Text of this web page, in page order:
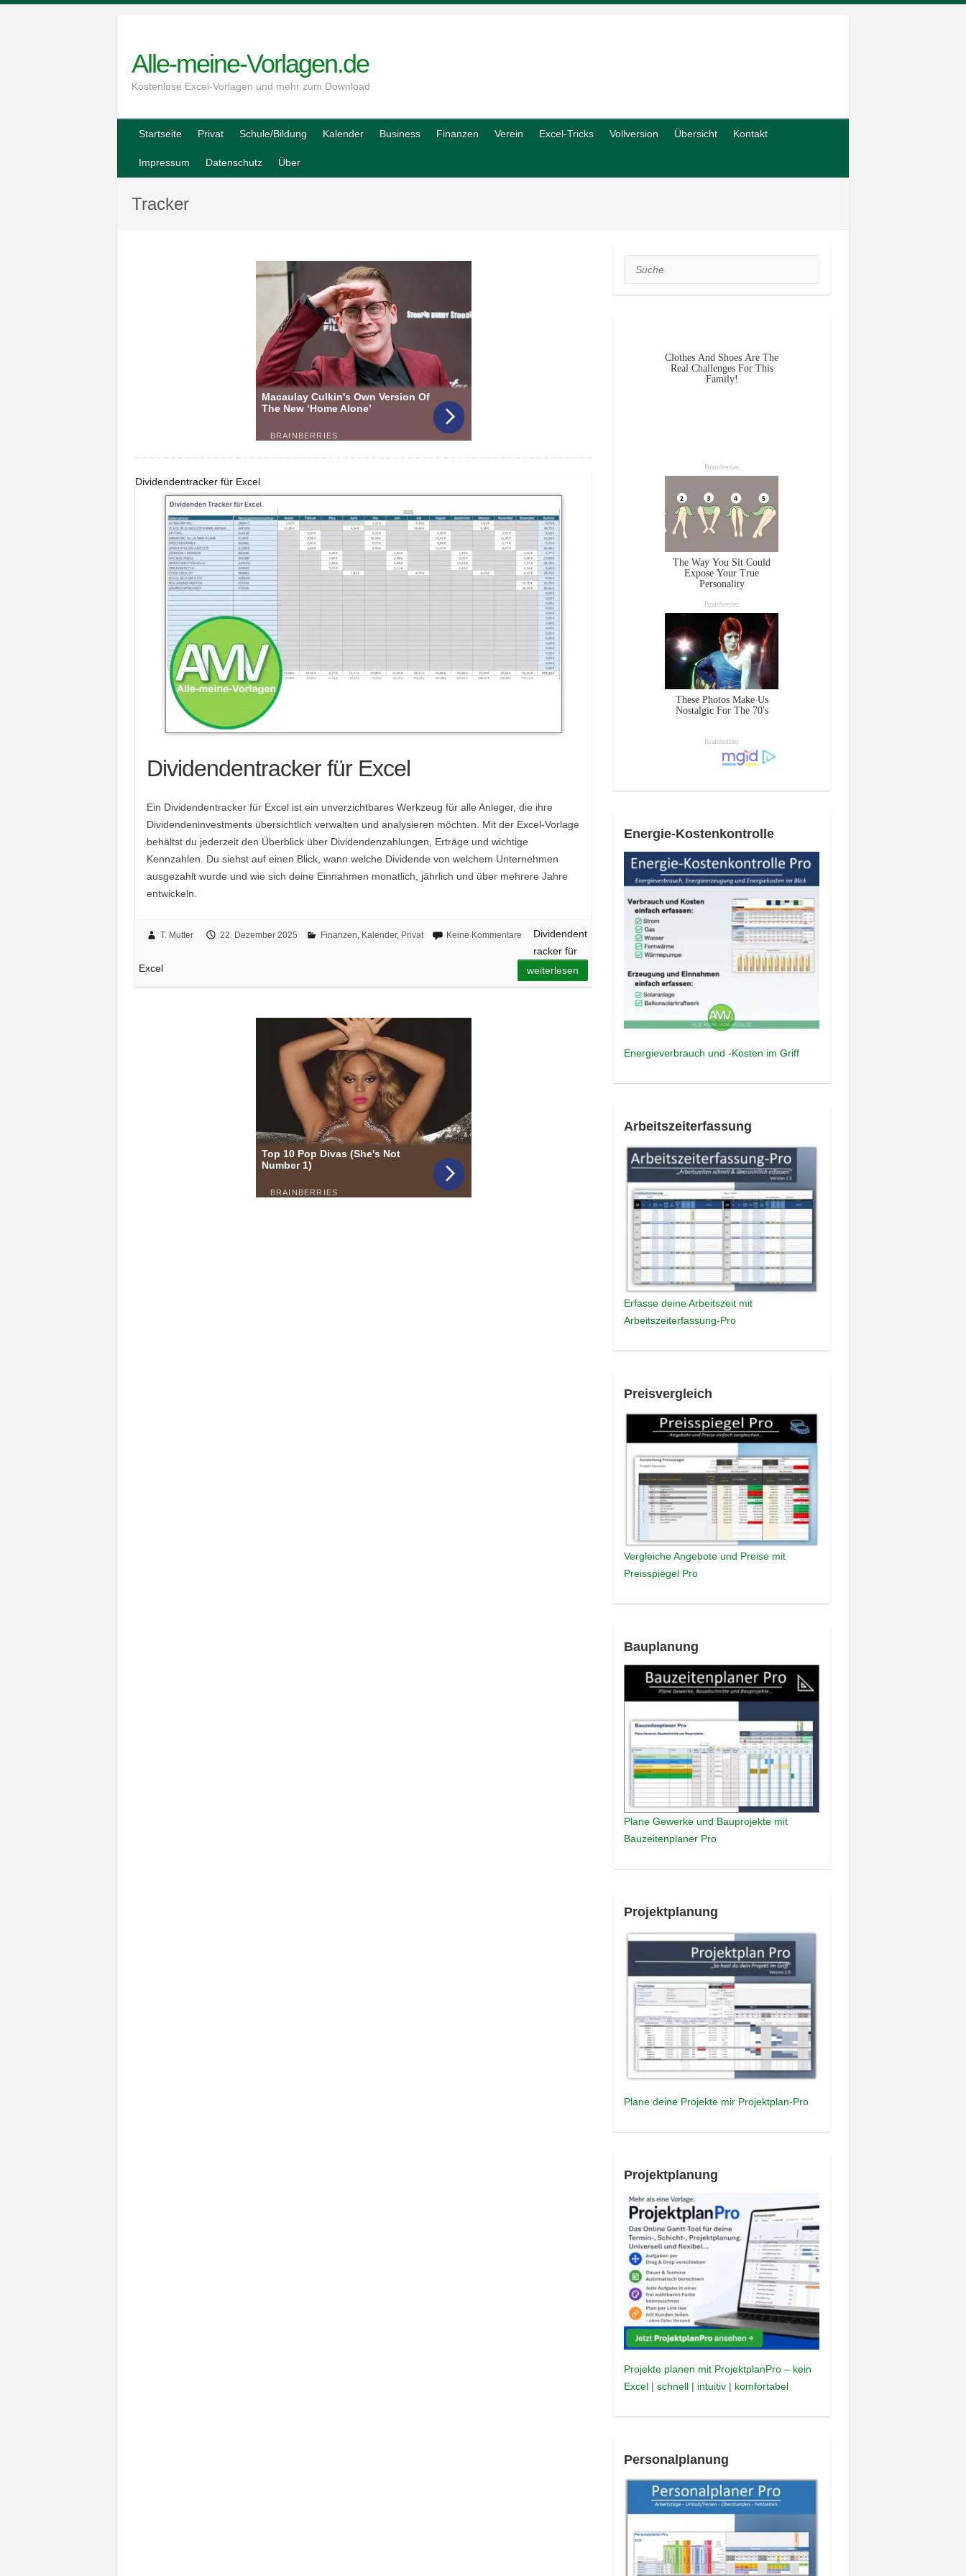
Alle-meine-Vorlagen.de
Kostenlose Excel-Vorlagen und mehr zum Download
Startseite Privat Schule/Bildung Kalender Business Finanzen Verein Excel-Tricks Vollversion Übersicht Kontakt
Impressum Datenschutz Über
Tracker
Dividendentracker für Excel
Dividendentracker für Excel
Ein Dividendentracker für Excel ist ein unverzichtbares Werkzeug für alle Anleger, die ihre
Dividendeninvestments übersichtlich verwalten und analysieren möchten. Mit der Excel-Vorlage
behältst du jederzeit den Überblick über Dividendenzahlungen, Erträge und wichtige
Kennzahlen. Du siehst auf einen Blick, wann welche Dividende von welchem Unternehmen
ausgezahlt wurde und wie sich deine Einnahmen monatlich, jährlich und über mehrere Jahre
entwickeln.
T. Mutter 22. Dezember 2025 Finanzen, Kalender, Privat Keine Kommentare
Dividendent
racker für
Excel
weiterlesen
Suche
Energie-Kostenkontrolle
Energieverbrauch und -Kosten im Griff
Arbeitszeiterfassung
Erfasse deine Arbeitszeit mit
Arbeitszeiterfassung-Pro
Preisvergleich
Vergleiche Angebote und Preise mit
Preisspiegel Pro
Bauplanung
Plane Gewerke und Bauprojekte mit
Bauzeitenplaner Pro
Projektplanung
Plane deine Projekte mir Projektplan-Pro
Projektplanung
Projekte planen mit ProjektplanPro – kein
Excel | schnell | intuitiv | komfortabel
Personalplanung